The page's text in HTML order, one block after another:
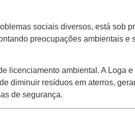
sociais diversos, está sob
preocupações ambientais e
licenciamento ambiental. A Loga e
diminuir resíduos em aterros,
de segurança.